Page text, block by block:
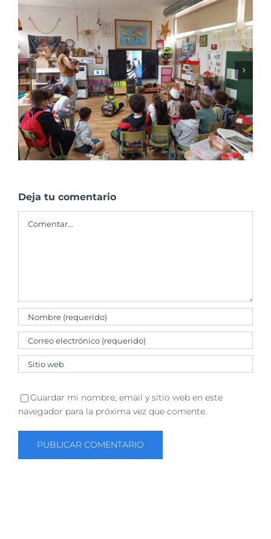
Charlas de sensibilización en el Colegio
Franciscanas de A Coruña
Deja tu comentario
Guardar mi nombre, email y sitio web en este
navegador para la próxima vez que comente.